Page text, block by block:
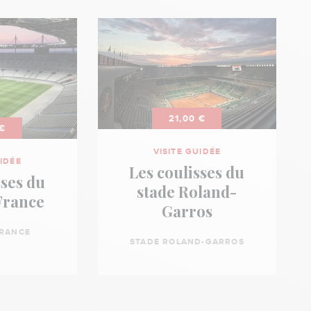
du
21,00 €
VISITE GUIDÉE
Les coulisses du
stade Roland-
Garros
STADE ROLAND-GARROS